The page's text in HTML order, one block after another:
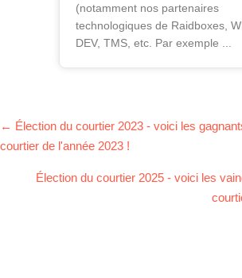
(notamment nos partenaires
technologiques de Raidboxes,
DEV, TMS, etc. Par exemple ...
POSTS
NAVIGATION
← Élection du courtier 2023 - voici les
courtier de l'année 2023 !
Élection du courtier 2025 - voici les